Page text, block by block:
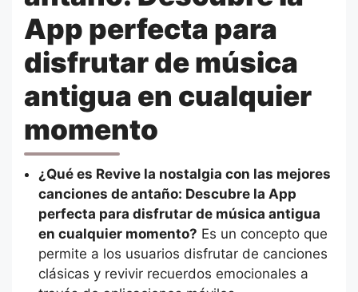
App perfecta para
disfrutar de música
antigua en cualquier
momento
¿Qué es Revive la nostalgia con las mejores
canciones de antaño: Descubre la App
perfecta para disfrutar de música antigua
en cualquier momento? Es un concepto que
permite a los usuarios disfrutar de canciones
clásicas y revivir recuerdos emocionales a